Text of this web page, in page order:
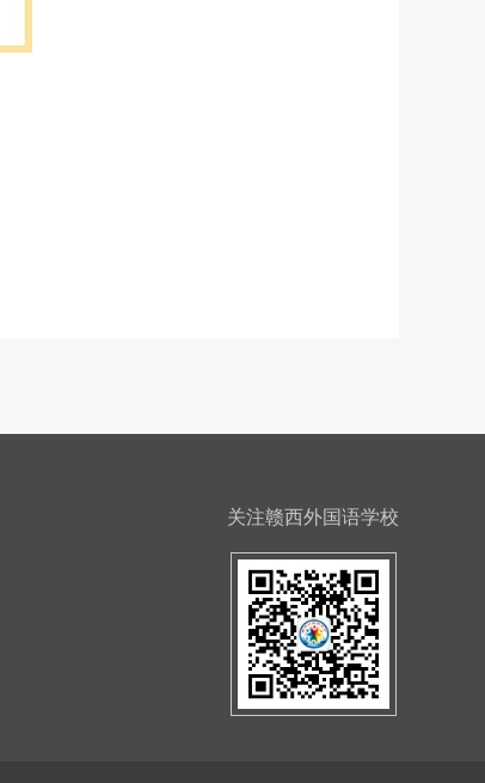
关注赣西外国语学校